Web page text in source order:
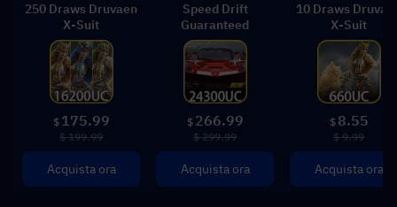
250 Draws Druvaen
X-Suit
$ 175.99
$ 199.99
Acquista ora
Speed Drift
Guaranteed
$ 266.99
$ 299.99
Acquista ora
10 Draws
X-Suit
$ 8.55
$ 9.99
Acquista ora